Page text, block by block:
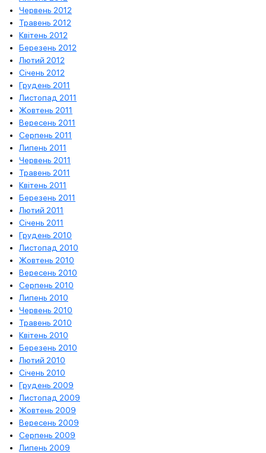
Червень 2012
Травень 2012
Квітень 2012
Березень 2012
Лютий 2012
Січень 2012
Грудень 2011
Листопад 2011
Жовтень 2011
Вересень 2011
Серпень 2011
Липень 2011
Червень 2011
Травень 2011
Квітень 2011
Березень 2011
Лютий 2011
Січень 2011
Грудень 2010
Листопад 2010
Жовтень 2010
Вересень 2010
Серпень 2010
Липень 2010
Червень 2010
Травень 2010
Квітень 2010
Березень 2010
Лютий 2010
Січень 2010
Грудень 2009
Листопад 2009
Жовтень 2009
Вересень 2009
Серпень 2009
Липень 2009